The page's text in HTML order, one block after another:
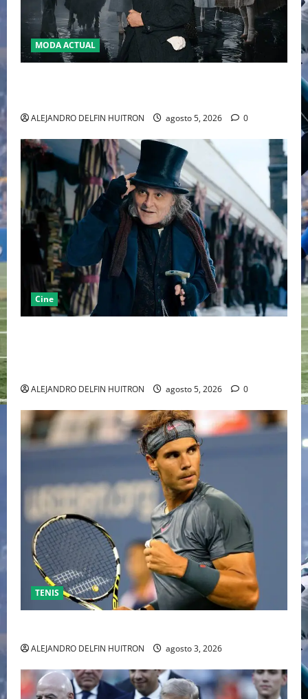
MODA ACTUAL
ALEJANDRO DELFIN HUITRON agosto 5, 2026 0
Cine
ALEJANDRO DELFIN HUITRON agosto 5, 2026 0
TENIS
ALEJANDRO DELFIN HUITRON agosto 3, 2026